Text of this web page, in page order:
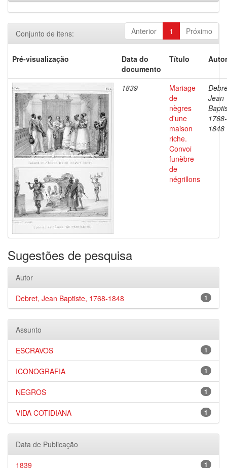
Anterior 1 Próximo
Conjunto de itens:
Pré-visualização
Data do
documento
Título
1839
Mariage
de
nègres
d'une
maison
riche.
Convoi
funèbre
de
négrillons
Jean
1768-
1848
Sugestões de pesquisa
Autor
1
Debret, Jean Baptiste, 1768-1848
Assunto
1
ESCRAVOS
1
ICONOGRAFIA
1
NEGROS
1
VIDA COTIDIANA
Data de Publicação
1
1839